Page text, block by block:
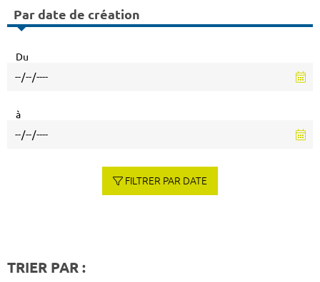
Par date de création
Du
à
FILTRER PAR DATE
TRIER PAR :